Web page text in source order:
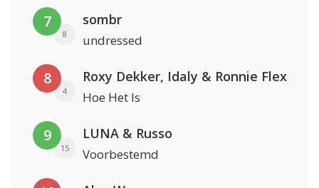
7
8
sombr
undressed
8
4
Roxy Dekker, Idaly & Ronnie Flex
Hoe Het Is
9
15
LUNA & Russo
Voorbestemd